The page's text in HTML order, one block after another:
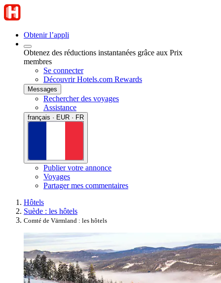
Obtenir l’appli
Obtenez des réductions instantanées grâce aux Prix
membres
Se connecter
Découvrir Hotels.com Rewards
Messages
Rechercher des voyages
Assistance
français · EUR · FR
Publier votre annonce
Voyages
Partager mes commentaires
Hôtels
Suède : les hôtels
Comté de Värmland : les hôtels